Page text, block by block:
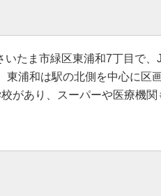
たま市緑区東浦和7丁目で
浦和は駅の北側を中心に区
があり、スーパーや医療機